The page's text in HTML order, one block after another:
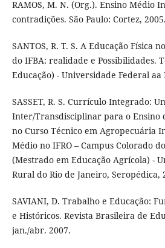
RAMOS, M. N. (Org.). Ensino Médio
contradições. São Paulo: Cortez,
SANTOS, R. T. S. A Educação Física
do IFBA: realidade e Possibilidades.
Educação) - Universidade Federal aa
SASSET, R. S. Currículo Integrado:
Inter/Transdisciplinar para o Ensino
no Curso Técnico em Agropecuária
Médio no IFRO – Campus Colorado
(Mestrado em Educação Agrícola) -
Rural do Rio de Janeiro, Seropédica,
SAVIANI, D. Trabalho e Educação:
e Históricos. Revista Brasileira de
jan./abr. 2007.